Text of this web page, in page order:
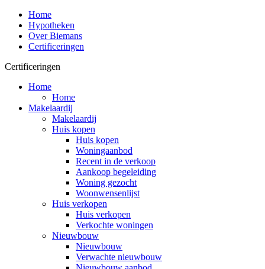
Home
Hypotheken
Over Biemans
Certificeringen
Certificeringen
Home
Home
Makelaardij
Makelaardij
Huis kopen
Huis kopen
Woningaanbod
Recent in de verkoop
Aankoop begeleiding
Woning gezocht
Woonwensenlijst
Huis verkopen
Huis verkopen
Verkochte woningen
Nieuwbouw
Nieuwbouw
Verwachte nieuwbouw